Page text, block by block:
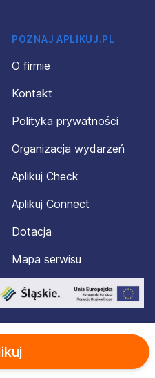
POZNAJ APLIKUJ.PL
O firmie
Kontakt
Polityka prywatności
Organizacja wydarzeń
Aplikuj Check
Aplikuj Connect
Dotacja
Mapa serwisu
zastrzeżone.